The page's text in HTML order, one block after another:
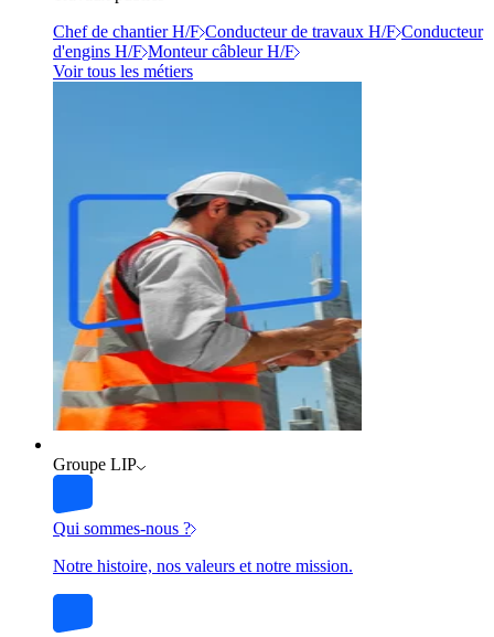
Chef de chantier H/F Conducteur de travaux H/F Conducteur
d'engins H/F Monteur câbleur H/F
Voir tous les métiers
Groupe LIP
Qui sommes-nous ?
Notre histoire, nos valeurs et notre mission.